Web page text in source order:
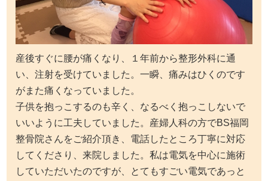
産後すぐに腰が痛くなり、１年前から整形外科に通
い、注射を受けていました。一瞬、痛みはひくのです
がまた痛くなっていました。
子供を抱っこするのも辛く、なるべく抱っこしないで
いいように工夫していました。産婦人科の方でBS福岡
整骨院さんをご紹介頂き、電話したところ丁寧に対応
してくださり、来院しました。私は電気を中心に施術
していただいたのですが、とてもすごい電気であっと